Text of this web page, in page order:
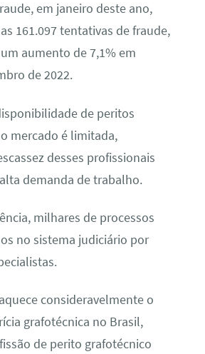
em janeiro deste ano,
161.097 tentativas de fraude,
aumento de 7,1% em
de 2022.
de peritos
mercado é limitada,
desses profissionais
demanda de trabalho.
milhares de processos
no sistema judiciário por
consideravelmente o
grafotécnica no Brasil,
de perito grafotécnico